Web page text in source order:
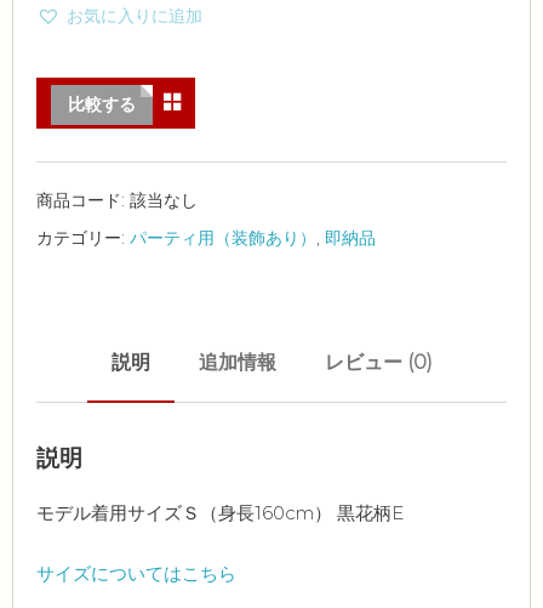
お気に入りに追加
比較する
商品コード: 該当なし
カテゴリー: パーティ用（装飾あり） , 即納品
説明 追加情報 レビュー (0)
説明
モデル着用サイズＳ（身長160cm） 黒花柄E
サイズについてはこちら